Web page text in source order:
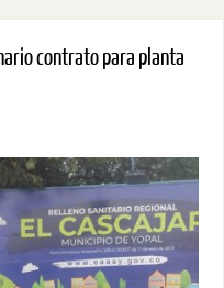
contrato para planta